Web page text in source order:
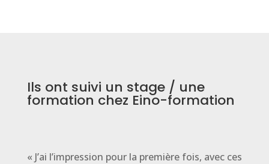
Ils ont suivi un stage / une
formation chez Eino-formation
« J’ai l’impression pour la première fois, avec ces